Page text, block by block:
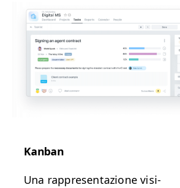
Kan­ban
Una rap­p­re­sen­tazione visi­